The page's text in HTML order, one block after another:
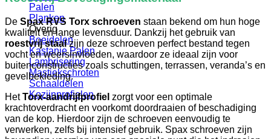
Palen
Planken
Overig
Boeidelen
Kastanje Palen
Lambrisering
Mastiekschroten
Schaaldelen
Kozijnprofielen
De Spax RVS Torx schroeven staan bekend om hun hoge
kwaliteit en lange levensduur. Dankzij het gebruik van
roestvrij staalzijn deze schroeven perfect bestand tegen
vocht en weersinvloeden, waardoor ze ideaal zijn voor
buitenconstructies zoals schuttingen, terrassen, veranda’s en
gevelbekleding.
HetTorx-aandrijfprofiel zorgt voor een optimale
krachtoverdracht en voorkomt doordraaien of beschadiging
van de kop. Hierdoor zijn de schroeven eenvoudig te
verwerken, zelfs bij intensief gebruik. Spax schroeven zijn